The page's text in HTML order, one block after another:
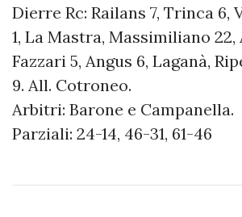
Dierre Rc: Railans 7, Trinca 6,
1, La Mastra, Massimiliano 22,
Fazzari 5, Angus 6, Laganà,
9. All. Cotroneo.
Arbitri: Barone e Campanella.
Parziali: 24-14, 46-31, 61-46